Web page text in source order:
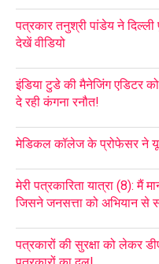
पत्रकार तनुश्री पांडेय ने
देखें वीडियो
इंडिया टुडे की मैनेजिंग एडिटर
दे रही कंगना रनौत!
मेडिकल कॉलेज के प्रोफेसर ने
मेरी पत्रकारिता यात्रा (8): मैं
जिसने जनसत्ता को अभियान से
पत्रकारों की सुरक्षा को लेकर